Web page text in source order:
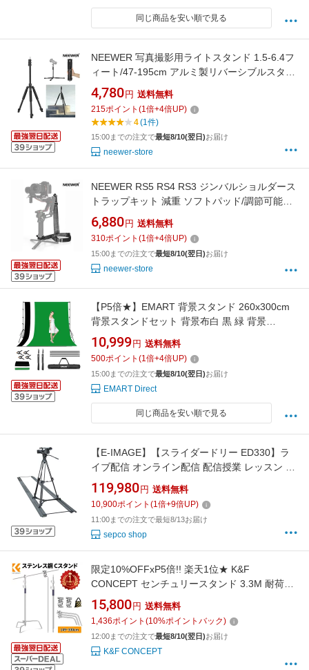
同じ商品を安い順で見る
NEEWER 写真撮影用ライトスタンド 1.5-6.4フ
ィート/47-195cm アルミ製リバーシブルスタジ
オ照明三脚 ポータブルスマホビデオスタンド
1/4インチネジ付き ストロボライトカメラソフ
トボックス用 4.4ポンド/2kg耐荷重 ST195
4,780 円 送料無料
215ポイント (1倍+4倍UP)
4(1件)
15:00までの注文で最短8/10(翌日)お届け
neewer-store
NEEWER RS5 RS4 RS3 ジンバルショルダース
トラップキット 減重 ソフトパッド/調節可能な
ストラップ/ベースプレート/クイックリリース
QDバックル付き DJI RS4 RS4 Pro RS3 RS3
Pro RS2に対応 スリングハンドル GA016
6,880 円 送料無料
310ポイント (1倍+4倍UP)
15:00までの注文で最短8/10(翌日)お届け
neewer-store
【P5倍★】EMART 背景スタンド 260x300cm
背景スタンドセット 背景布白 黒 緑 背景
180x280cm 撮影スタンド グリーンバックスタ
ンド 背景布 組み立ては簡単 安定性がよい 写真
スタジオ、ビデオ通信、クロマキー合成、パー
ティーなどに適用
10,999 円 送料無料
500ポイント (1倍+4倍UP)
15:00までの注文で最短8/10(翌日)お届け
EMART Direct
同じ商品を安い順で見る
【E-IMAGE】【スライダードリー ED330】ラ
イブ配信 オンライン配信 配信授業 レッスン イ
ベント配信 カメラセット レール 業務用 プロ機
材 ビデオカメラ ロケ撮影
119,980 円 送料無料
10,900ポイント (1倍+9倍UP)
11:00までの注文で最短8/13お届け
sepco shop
限定10%OFFxP5倍!! 楽天1位★ K&F
CONCEPT センチュリースタンド 3.3M 耐荷重
20kg Cスタンド ライトスタンド ステンレス鋼
エアクッション アーム付き 撮影用 三脚 照明ス
タンド ストロボ ソフトボックス 撮影スタジオ
業務用
15,800 円 送料無料
1,436ポイント (10%ポイントバック)
12:00までの注文で最短8/10(翌日)お届け
K&F CONCEPT